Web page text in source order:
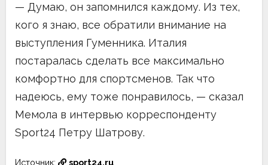
— Думаю, он запомнился каждому. Из тех,
кого я знаю, все обратили внимание на
выступления Гуменника. Италия
постаралась сделать все максимально
комфортно для спортсменов. Так что
надеюсь, ему тоже понравилось, — сказал
Мемола в интервью корреспонденту
Sport24 Петру Шатрову.
Источник: sport24.ru